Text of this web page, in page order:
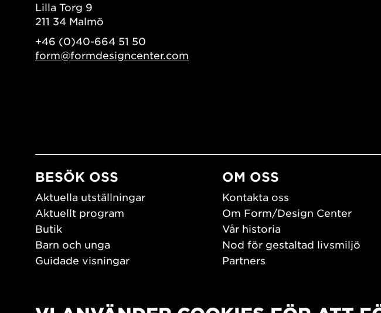
Lilla Torg 9
211 34 Malmö
+46 (0)40-664 51 50
form@formdesigncenter.com
BESÖK OSS
Aktuella utställningar
Aktuellt program
Butik
Barn och unga
Guidade visningar
Öppettider
OM OSS
Kontakta oss
Om Form/Design Center
Vår historia
Nod för gestaltad livsmiljö
Partners